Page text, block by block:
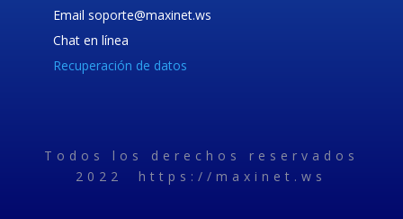
Email soporte@maxinet.ws
Chat en línea
Recuperación de datos
Todos los derechos reservados
2022 https://maxinet.ws